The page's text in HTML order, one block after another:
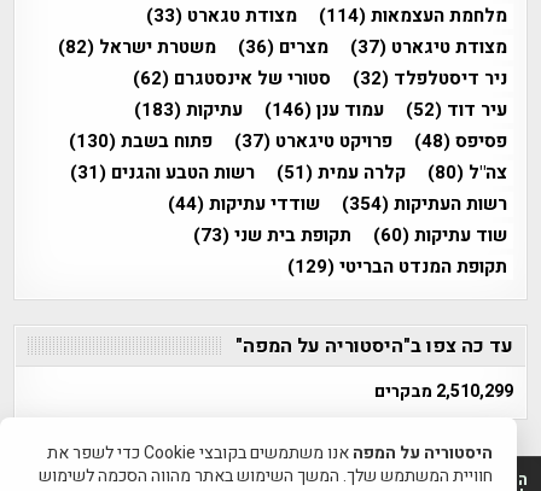
מלחמת העצמאות(114) מצודת טגארט (33)
מצודת טיגארט (37) מצרים (36) משטרת ישראל (82)
ניר דיסטלפלד (32) סטורי של אינסטגרם (62)
עיר דוד (52) עמוד ענן(146) עתיקות(183)
פסיפס(48) פרויקט טיגארט (37) פתוח בשבת(130)
צה"ל (80) קלרה עמית(51) רשות הטבע והגנים (31)
רשות העתיקות(354) שודדי עתיקות(44)
שוד עתיקות(60) תקופת בית שני(73)
תקופת המנדט הבריטי(129)
עד כה צפו ב"היסטוריה על המפה"
2,510,299 מבקרים
היסטוריה על המפה 2011-2026 | פרוייקט טיגארט 2012-2026|
היסטוריה על המפה
אנו משתמשים בקובצי Cookie כדי לשפר את
חוויית המשתמש שלך. המשך השימוש באתר מהווה הסכמה לשימוש